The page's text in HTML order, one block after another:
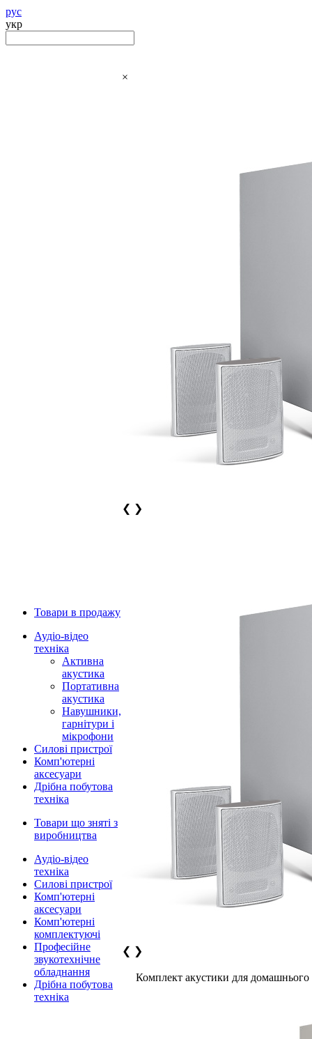
рус
укр
Товари в продажу
Аудіо-відео
техніка
Активна
акустика
Портативна
акустика
Навушники,
гарнітури і
мікрофони
Силові пристрої
Комп'ютерні
аксесуари
Дрібна побутова
техніка
Товари що зняті з
виробництва
Аудіо-відео
техніка
Силові пристрої
Комп'ютерні
аксесуари
Комп'ютерні
комплектуючі
Професійне
звукотехнічне
обладнання
Дрібна побутова
техніка
×
❮ ❯
❮ ❯
Комплект акустики для